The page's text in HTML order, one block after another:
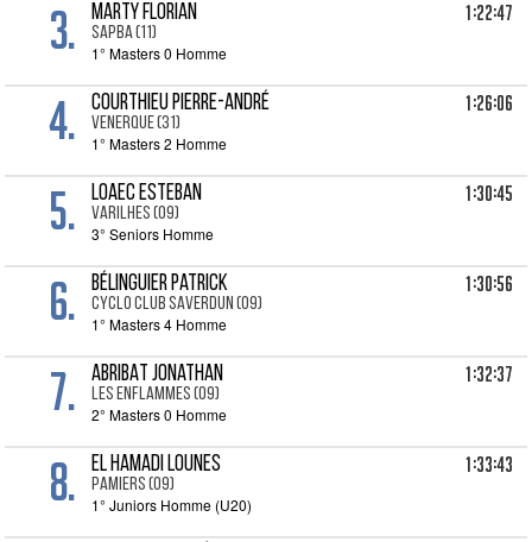
3. MARTY Florian
SAPBA (11)
1° Masters 0 Homme
1:22:47
4. COURTHIEU Pierre-andré
VENERQUE (31)
1° Masters 2 Homme
1:26:06
5. LOAEC Esteban
VARILHES (09)
3° Seniors Homme
1:30:45
6. BÉLINGUIER Patrick
CYCLO CLUB SAVERDUN (09)
1° Masters 4 Homme
1:30:56
7. ABRIBAT Jonathan
LES ENFLAMMES (09)
2° Masters 0 Homme
1:32:37
8. EL HAMADI Lounes
PAMIERS (09)
1° Juniors Homme (U20)
1:33:43